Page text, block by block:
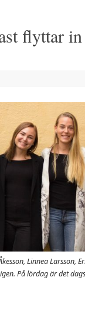
flyttar
Linnea Larsson,
På lördag är det